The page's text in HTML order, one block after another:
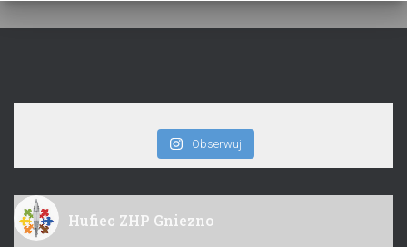
Obserwuj
Hufiec ZHP Gniezno